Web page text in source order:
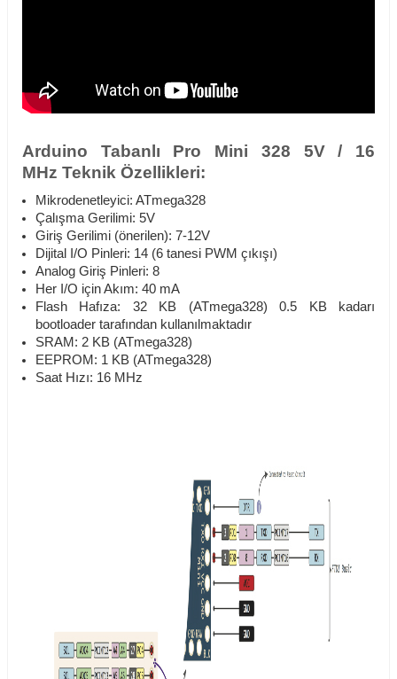
Arduino Tabanlı Pro Mini 328 5V / 16
MHz Teknik Özellikleri:
Mikrodenetleyici: ATmega328
Çalışma Gerilimi: 5V
Giriş Gerilimi (önerilen): 7-12V
Dijital I/O Pinleri: 14 (6 tanesi PWM çıkışı)
Analog Giriş Pinleri: 8
Her I/O için Akım: 40 mA
Flash Hafıza: 32 KB (ATmega328) 0.5 KB kadarı
bootloader tarafından kullanılmaktadır
SRAM: 2 KB (ATmega328)
EEPROM: 1 KB (ATmega328)
Saat Hızı: 16 MHz